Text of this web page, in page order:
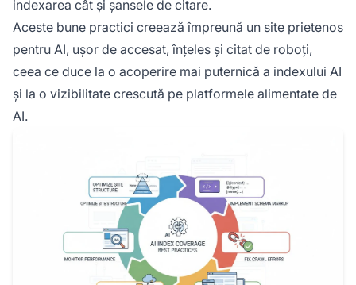
indexarea cât și șansele de citare.
Aceste bune practici creează împreună un site prietenos
pentru AI, ușor de accesat, înțeles și citat de roboți,
ceea ce duce la o acoperire mai puternică a indexului AI
și la o vizibilitate crescută pe platformele alimentate de
AI.